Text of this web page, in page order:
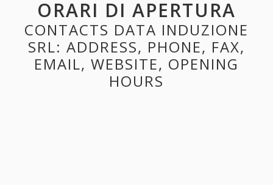
ORARI DI APERTURA
CONTACTS DATA INDUZIONE
SRL: ADDRESS, PHONE, FAX,
EMAIL, WEBSITE, OPENING
HOURS